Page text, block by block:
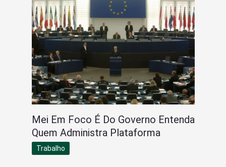
Mei Em Foco É Do Governo Entenda
Quem Administra Plataforma
Trabalho